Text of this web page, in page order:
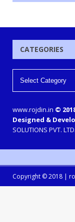
CATEGORIES
www.rojdin.in ©
Designed &
SOLUTIONS PVT. LTD.
Copyright © 2018 |